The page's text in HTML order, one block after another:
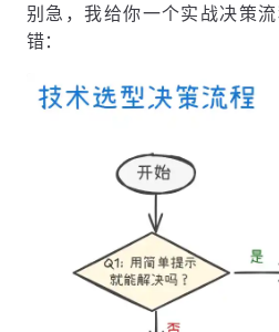
别急，我给你一个实战决策
错：